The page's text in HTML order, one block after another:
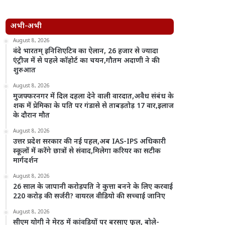
अभी-अभी
August 8, 2026
वंदे भारतम् इनिशिएटिव का ऐलान, 26 हजार से ज्यादा
एंट्रीज में से पहले कॉहोर्ट का चयन,गौतम अदाणी ने की
शुरुआत
August 8, 2026
मुजफ्फरनगर में दिल दहला देने वाली वारदात,अवैध संबंध के
शक में प्रेमिका के पति पर गंडासे से ताबड़तोड़ 17 वार,इलाज
के दौरान मौत
August 8, 2026
उत्तर प्रदेश सरकार की नई पहल,अब IAS-IPS अधिकारी
स्कूलों में करेंगे छात्रों से संवाद,मिलेगा करियर का सटीक
मार्गदर्शन
August 8, 2026
26 साल के जापानी करोड़पति ने कुत्ता बनने के लिए करवाई
220 करोड़ की सर्जरी? वायरल वीडियो की सच्चाई जानिए
August 8, 2026
सीएम योगी ने मेरठ में कांवड़ियों पर बरसाए फूल, बोले-